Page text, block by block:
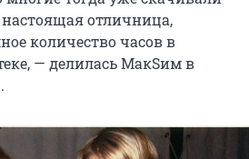
отличница,
количество часов в
— делилась МакSим в